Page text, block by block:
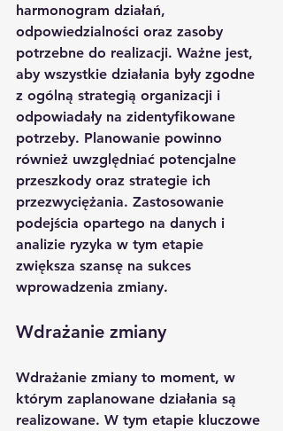
harmonogram działań,
odpowiedzialności oraz zasoby
potrzebne do realizacji. Ważne jest,
aby wszystkie działania były zgodne
z ogólną strategią organizacji i
odpowiadały na zidentyfikowane
potrzeby. Planowanie powinno
również uwzględniać potencjalne
przeszkody oraz strategie ich
przezwyciężania. Zastosowanie
podejścia opartego na danych i
analizie ryzyka w tym etapie
zwiększa szansę na sukces
wprowadzenia zmiany.
Wdrażanie zmiany
Wdrażanie zmiany to moment, w
którym zaplanowane działania są
realizowane. W tym etapie kluczowe